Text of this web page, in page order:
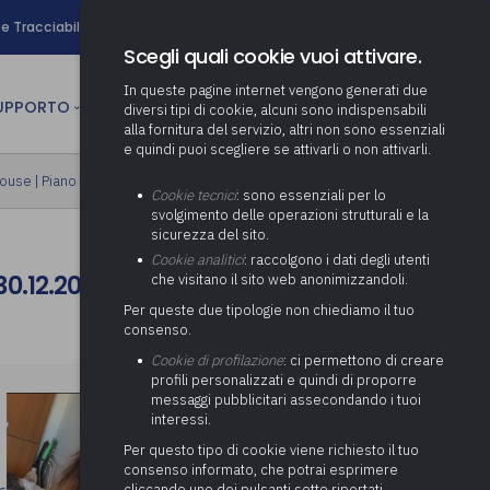
e Tracciabilità
Determinazione fondo risorse
decentrate
Pratiche previdenziali
ai comuni per l’attivazione di
(Partenariato Pubblico
Privato)
Società e organismi
adempimenti degli enti locali
Adeguamento del sistema di
gestione documentale alle
nuove linee guida sul
documento informatico
Protezione dei Dati (RPD,
altrimenti denominato Data
Protection Officer, DPO)
Supporto transizione al
digitale
Gestione IVA
Gestione IRAP
Consolidato
Relazione di fine e inizio
mandato
Supporto alla predisposizione
del Piano Economico-
Attività di supporto Gare
Energetiche (ex Legge 10/91)
Controllo Pratiche Sismiche
CULTURA person AREA RISERVATA
| Piano formativo gratuito associati
n. 214
Scegli quali cookie vuoi attivare.
In queste pagine internet vengono generati due
diversi tipi di cookie, alcuni sono indispensabili
alla fornitura del servizio, altri non sono essenziali
e quindi puoi scegliere se attivarli o non attivarli.
Cookie tecnici: sono essenziali per lo
svolgimento delle operazioni strutturali e la
sicurezza del sito.
Cookie analitici: raccolgono i dati degli utenti
che visitano il sito web anonimizzandoli.
Per queste due tipologie non chiediamo il tuo
consenso.
Cookie di profilazione: ci permettono di creare
profili personalizzati e quindi di proporre
messaggi pubblicitari assecondando i tuoi
interessi.
Per questo tipo di cookie viene richiesto il tuo
consenso informato, che potrai esprimere